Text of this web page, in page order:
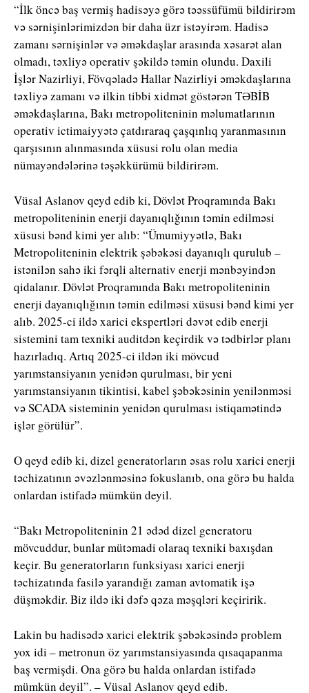
“İlk öncə baş vermiş hadisəyə görə təəssüfümü bildirirəm
və sərnişinlərimizdən bir daha üzr istəyirəm. Hadisə
zamanı sərnişinlər və əməkdaşlar arasında xəsarət alan
olmadı, təxliyə operativ şəkildə təmin olundu. Daxili
İşlər Nazirliyi, Fövqəladə Hallar Nazirliyi əməkdaşlarına
təxliyə zamanı və ilkin tibbi xidmət göstərən TƏBİB
əməkdaşlarına, Bakı metropoliteninin məlumatlarının
operativ ictimaiyyətə çatdıraraq çaşqınlıq yaranmasının
qarşısının alınmasında xüsusi rolu olan media
nümayəndələrinə təşəkkürümü bildirirəm.
Vüsal Aslanov qeyd edib ki, Dövlət Proqramında Bakı
metropoliteninin enerji dayanıqlığının təmin edilməsi
xüsusi bənd kimi yer alıb: “Ümumiyyətlə, Bakı
Metropoliteninin elektrik şəbəkəsi dayanıqlı qurulub –
istənilən sahə iki fərqli alternativ enerji mənbəyindən
qidalanır. Dövlət Proqramında Bakı metropoliteninin
enerji dayanıqlığının təmin edilməsi xüsusi bənd kimi yer
alıb. 2025-ci ildə xarici ekspertləri dəvət edib enerji
sistemini tam texniki auditdən keçirdik və tədbirlər planı
hazırladıq. Artıq 2025-ci ildən iki mövcud
yarımstansiyanın yenidən qurulması, bir yeni
yarımstansiyanın tikintisi, kabel şəbəkəsinin yenilənməsi
və SCADA sisteminin yenidən qurulması istiqamətində
işlər görülür”.
O qeyd edib ki, dizel generatorların əsas rolu xarici enerji
təchizatının əvəzlənməsinə fokuslanıb, ona görə bu halda
onlardan istifadə mümkün deyil.
“Bakı Metropoliteninin 21 ədəd dizel generatoru
mövcuddur, bunlar mütəmadi olaraq texniki baxışdan
keçir. Bu generatorların funksiyası xarici enerji
təchizatında fasilə yarandığı zaman avtomatik işə
düşməkdir. Biz ildə iki dəfə qəza məşqləri keçiririk.
Lakin bu hadisədə xarici elektrik şəbəkəsində problem
yox idi – metronun öz yarımstansiyasında qısaqapanma
baş vermişdi. Ona görə bu halda onlardan istifadə
mümkün deyil”. – Vüsal Aslanov qeyd edib.